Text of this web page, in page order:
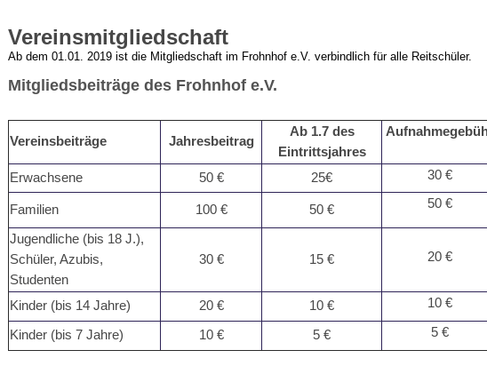
Vereinsmitgliedschaft
Ab dem 01.01. 2019 ist die Mitgliedschaft im Frohnhof e.V. verbindlich für alle Reitschül er.
Mitgliedsbeiträge des Frohnhof e.V.
Vereinsbeiträge Jahresbeitrag
Ab 1.7 des
Eintrittsjahres
Erwachsene 50 € 25€ 30 €
Familien 100 € 50 € 50 €
Jugendliche (bis 18 J.),
Schüler, Azubis,
Studenten
30 € 15 € 20 €
Kinder (bis 14 Jahre) 20 € 10 € 10 €
Kinder (bis 7 Jahre) 10 € 5 € 5 €